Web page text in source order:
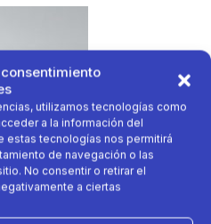
utilizamos tecnologías como
a la información del
estas tecnologías nos permitirá
de navegación o las
No consentir o retirar el
a ciertas